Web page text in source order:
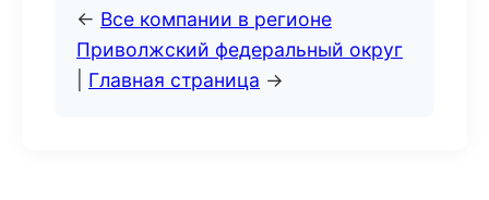
← Все компании в регионе
Приволжский федеральный округ
Главная страница →